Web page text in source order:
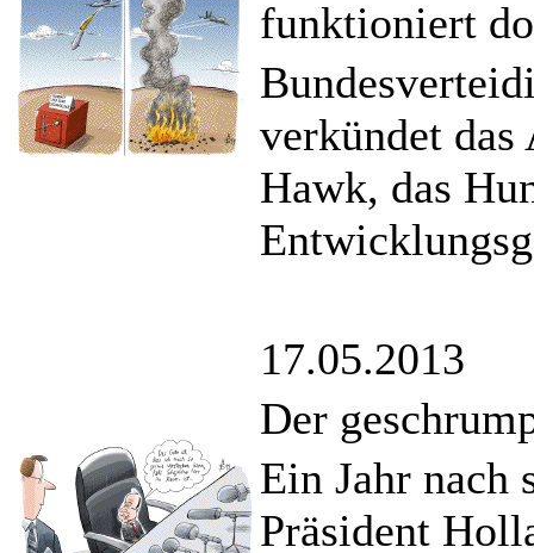
funktioniert
verkündet
Hawk, das
17.05.2013
Der
Ein Jahr nach
Präsident